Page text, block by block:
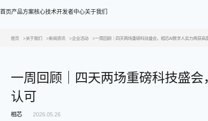
首页产品方案核心技术开发者中心关于我们
首页 关于我们 新闻资讯 企业活动 一周回顾｜四天两场重磅科技盛会，相芯AI数字人实力再获高
一周回顾｜四天两场重磅科技盛
认可
相芯 2026.05.26